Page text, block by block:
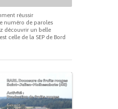
réussir
numéro de paroles
découvrir un belle
celle de la SEP de Bord